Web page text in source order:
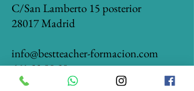
C/San Lamberto 15 posterior
28017 Madrid
info@bestteacher-formacion.com
661.59.88.58